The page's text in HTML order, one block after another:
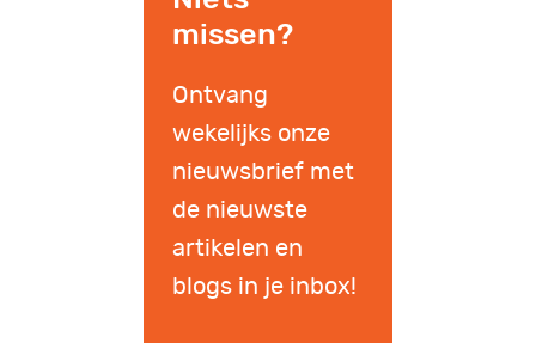
missen?
Ontvang
wekelijks onze
nieuwsbrief met
de nieuwste
artikelen en
blogs in je inbox!